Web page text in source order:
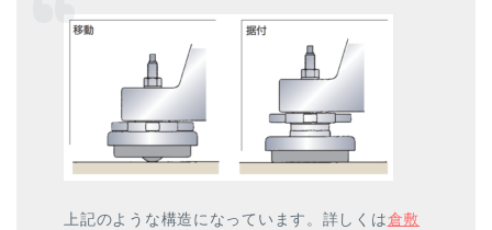
上記のような構造になっています。詳しくは倉敷